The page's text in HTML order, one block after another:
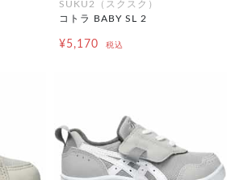
SUKU2（スクスク）
コトラ BABY SL 2
¥5,170 税込